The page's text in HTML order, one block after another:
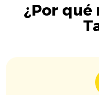
¿Por qué